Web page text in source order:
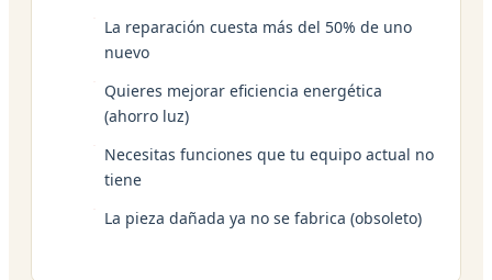
La reparación cuesta más del 50% de uno
nuevo
Quieres mejorar eficiencia energética
(ahorro luz)
Necesitas funciones que tu equipo actual no
tiene
La pieza dañada ya no se fabrica (obsoleto)